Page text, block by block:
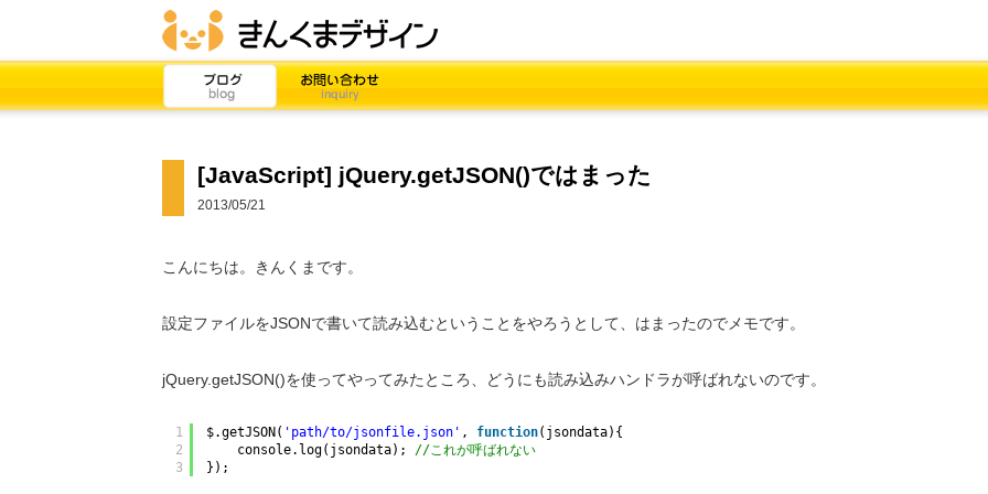
[JavaScript] jQuery.getJSON()ではまった
2013/05/21
こんにちは。きんくまです。
設定ファイルをJSONで書いて読み込むということをやろうとして、はまったのでメモです。
jQuery.getJSON()を使ってやってみたところ、どうにも読み込みハンドラが呼ばれないのです。
1
2
3
$.getJSON( 'path/to/jsonfile.json' , function(jsondata){
console.log(jsondata); //これが呼ばれない
});